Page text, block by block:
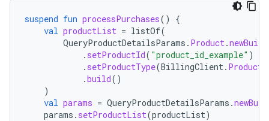
suspend fun processPurchases()
{
val productList = listOf(
QueryProductDetailsParams . Product.
. setProductId( "product_id_example" )
. setProductType(BillingClient.
.build()
)
val params = QueryProductDetailsParams .
params . setProductList(productList)